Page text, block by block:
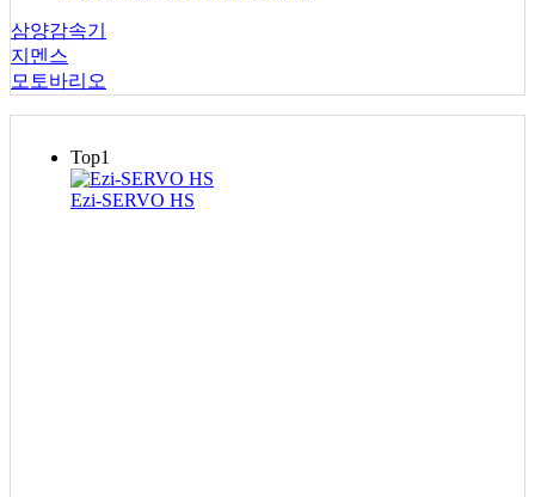
삼양감속기
지멘스
모토바리오
Top1
Ezi-SERVO HS